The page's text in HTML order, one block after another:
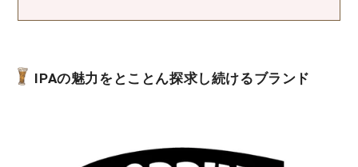
IPAの魅力をとことん探求し続けるブランド